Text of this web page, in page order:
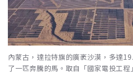
內蒙古，達拉特旗的廣袤沙漠，多達
了一匹奔騰的馬。取自「國家電投工